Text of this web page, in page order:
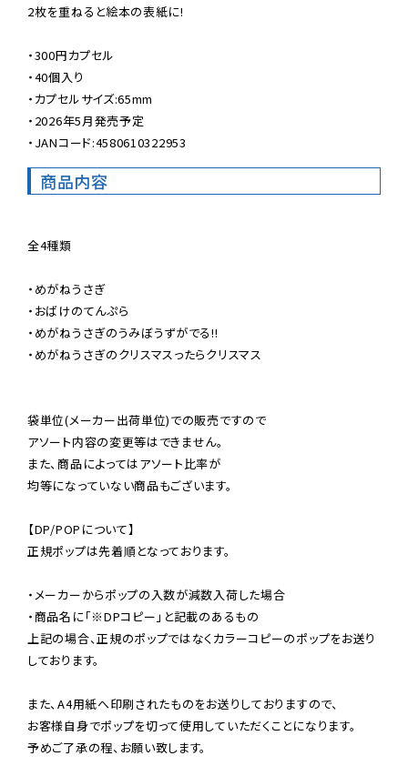
2枚を重ねると絵本の表紙に!
・300円カプセル
・40個入り
・カプセルサイズ:65mm
・2026年5月発売予定
・JANコード:4580610322953
商品内容
全4種類
・めがねうさぎ
・おばけのてんぷら
・めがねうさぎのうみぼうずがでる!!
・めがねうさぎのクリスマスったらクリスマス
袋単位(メーカー出荷単位)での販売ですので
アソート内容の変更等はできません。
また、商品によってはアソート比率が
均等になっていない商品もございます。
【DP/POPについて】
正規ポップは先着順となっております。
・メーカーからポップの入数が減数入荷した場合
・商品名に「※DPコピー」と記載のあるもの
上記の場合、正規のポップではなくカラーコピーのポップをお送り
しております。
また、A4用紙へ印刷されたものをお送りしておりますので、
お客様自身でポップを切って使用していただくことになります。
予めご了承の程、お願い致します。